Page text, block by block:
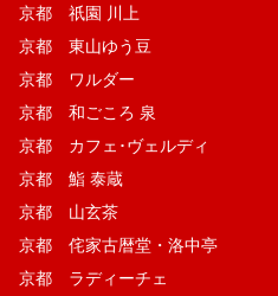
京都 祇園 川上
京都 東山ゆう豆
京都 ワルダー
京都 和ごころ 泉
京都 カフェ･ヴェルディ
京都 鮨 泰蔵
京都 山玄茶
京都 侘家古暦堂・洛中亭
京都 ラディーチェ